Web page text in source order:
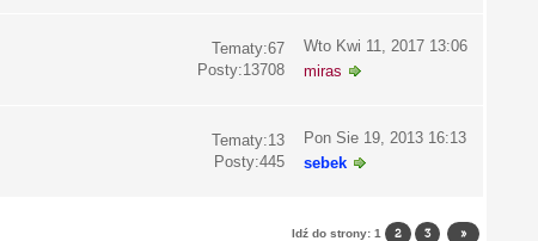
Tematy:67
Posty:13708
Wto Kwi 11, 2017 13:06
miras
Tematy:13
Posty:445
Pon Sie 19, 2013 16:13
sebek
Idź do strony: 1 2 3 »